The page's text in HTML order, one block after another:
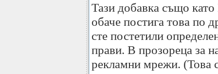
Тази добавка също
обаче постига това по
сте постетили
прави. В прозореца за
рекламни мрежи. (Това